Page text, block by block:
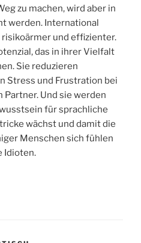
zu machen, wird aber in
werden. International
und effizienter.
das in ihrer Vielfalt
Sie reduzieren
Stress und Frustration bei
Und sie werden
für sprachliche
wächst und damit die
Menschen sich fühlen
Idioten.